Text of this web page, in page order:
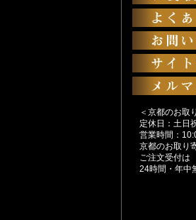
＜京都のお取
定休日：土日
営業時間：
京都のお取り
ご注文受付は
24時間・年中